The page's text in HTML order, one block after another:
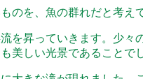
のを、魚の群れだと考え
を昇っていきます。少々
美しい光景であることで